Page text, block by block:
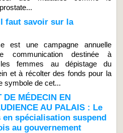
faut savoir sur la
est une campagne annuelle
communication destinée à
les femmes au dépistage du
et à récolter des fonds pour la
symbole de cet...
DE MÉDECIN EN
AU PALAIS : Le
spécialisation suspend
au gouvernement